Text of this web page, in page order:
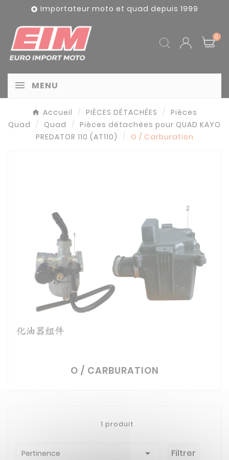
 Importateur moto et quad depuis 1999
0
MENU
Accueil PIÈCES DÉTACHÉES
Pièces
Quad
Quad
Pièces détachées pour QUAD KAYO
PREDATOR 110 (AT110)
O / Carburation
O / CARBURATION
1 produit
Pertinence  Filtrer
Panneau de gestion des cookies